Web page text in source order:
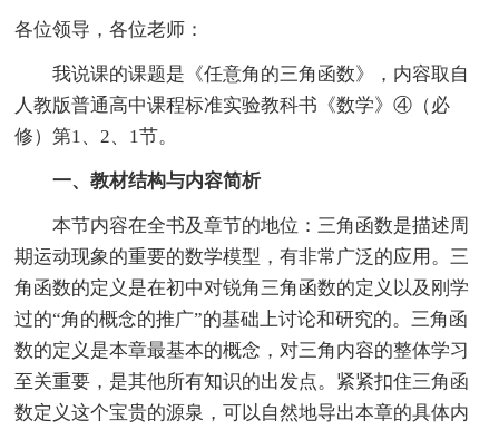
各位领导，各位老师：
我说课的课题是《任意角的三角函数》，内容取自
人教版普通高中课程标准实验教科书《数学》④（必
修）第1、2、1节。
一、教材结构与内容简析
本节内容在全书及章节的地位：三角函数是描述周
期运动现象的重要的数学模型，有非常广泛的应用。三
角函数的定义是在初中对锐角三角函数的定义以及刚学
过的“角的概念的推广”的基础上讨论和研究的。三角函
数的定义是本章最基本的概念，对三角内容的整体学习
至关重要，是其他所有知识的出发点。紧紧扣住三角函
数定义这个宝贵的源泉，可以自然地导出本章的具体内